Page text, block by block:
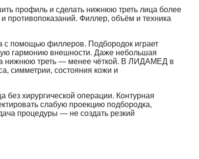
профиль и сделать нижнюю треть лица более
противопоказаний. Филлер, объём и техника
с помощью филлеров. Подбородок играет
гармонию внешности. Даже небольшая
а нижнюю треть — менее чёткой. В ЛИДАМЕД в
симметрии, состояния кожи и
без хирургической операции. Контурная
слабую проекцию подбородка,
процедуры — не создать резкий